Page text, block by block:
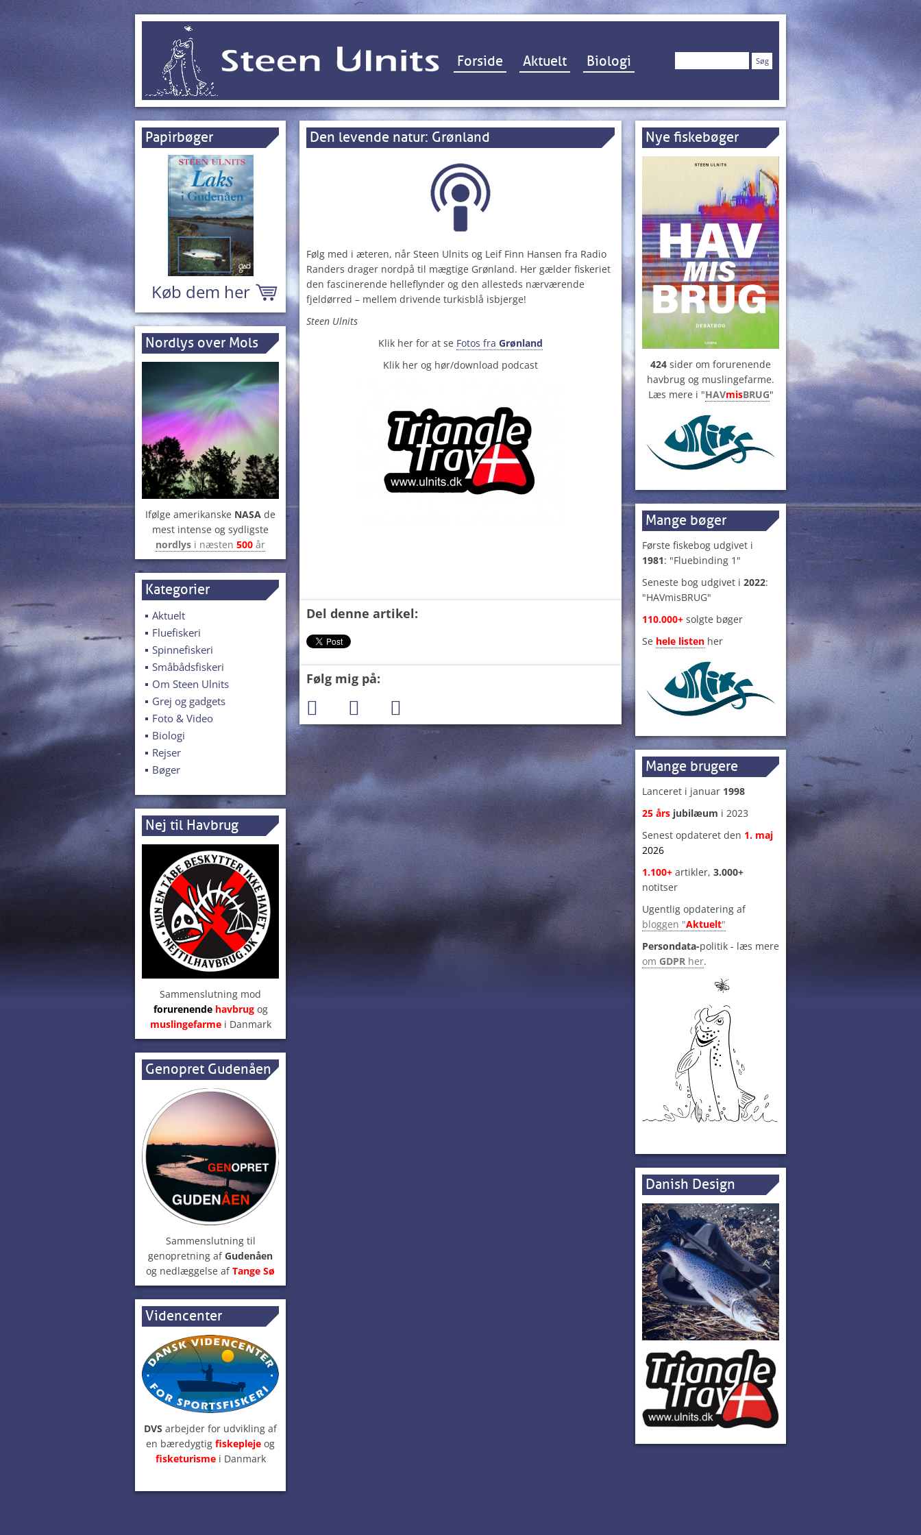
Hop til indhold
Forside Aktuelt Biologi Søg
Papirbøger
Køb dem her
Nordlys over Mols
Ifølge amerikanske NASA de
mest intense og sydligste
nordlys i næsten 500 år
Kategorier
Aktuelt
Fluefiskeri
Spinnefiskeri
Småbådsfiskeri
Om Steen Ulnits
Grej og gadgets
Foto & Video
Biologi
Rejser
Bøger
Nej til Havbrug
Sammenslutning mod
forurenendehavbrugog
muslingefarmei Danmark
Genopret Gudenåen
Sammenslutning til
genopretning afGudenåen
og nedlæggelse afTange Sø
Videncenter
DVS arbejder for udvikling af
en bæredygtig fiskepleje og
fisketurisme i Danmark
Den levende natur: Grønland
Følg med i æteren, når Steen Ulnits og Leif Finn Hansen fra Radio
Randers drager nordpå til mægtige Grønland. Her gælder fiskeriet
den fascinerende helleflynder og den allesteds nærværende
fjeldørred – mellem drivende turkisblå isbjerge!
Steen Ulnits
Klik her for at se Fotos fra Grønland
Klik her og hør/download podcast
Del denne artikel:
Følg mig på:
Nye fiskebøger
424 sider om forurenende
havbrug og muslingefarme.
Læs mere i "HAVmisBRUG"
Mange bøger
Første fiskebog udgivet i
1981: "Fluebinding 1"
Seneste bog udgivet i 2022:
"HAVmisBRUG"
110.000+ solgte bøger
Se hele listen her
Mange brugere
Lanceret i januar 1998
25 års jubilæum i 2023
Senest opdateret den 1. maj
2026
1.100+ artikler, 3.000+
notitser
Ugentlig opdatering af
bloggen "Aktuelt"
Persondata-politik - læs mere
om GDPR her.
Danish Design